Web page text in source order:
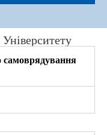
самоврядування